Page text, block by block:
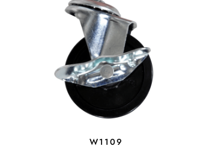
W1109